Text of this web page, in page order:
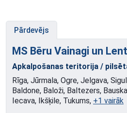
Pārdevējs
MS Bēru Vainagi un
Apkalpošanas teritorija /
Rīga, Jūrmala, Ogre, Jelgava,
Baldone, Baloži, Baltezers,
Iecava, Ikšķile, Tukums, +1 vairāk